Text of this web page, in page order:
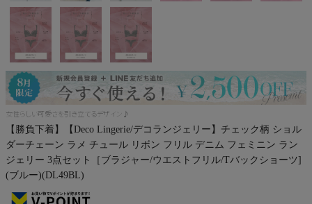
女性らしい可愛さを引き立てるデザイン♪
【勝負下着】【Deco Lingerie/デコランジェリー】チェック柄 ショル
ダーチェーン ラメ チュール リボン フリル デニム フェミニン ラン
ジェリー 3点セット［ブラジャー/ウエストフリル/Tバックショーツ]
(ブルー)(DL49BL)